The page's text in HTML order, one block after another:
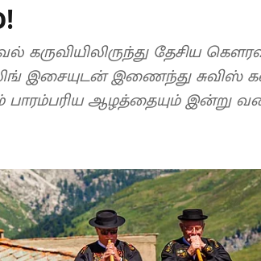
தேசிய
இணைந்து சுவிஸ்
ஆழத்தையும் இன்று